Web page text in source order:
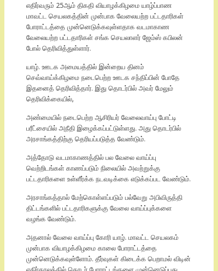
எதிர்வரும் 25ஆம் திகதி வியாழக்கிழமை யாழ்ப்பாண
மாவட்ட செயலகத்தின் முன்பாக வேலையற்ற பட்டதாரிகள்
போராட்டத்தை முன்னெடுக்கவுள்ளதாக வடமாகாண
வேலையற்ற பட்டதாரிகள் சங்க செயலாளர் ஜேம்ஸ் கபிலன்
போல் தெரிவித்துள்ளார்.
யாழ். ஊடக அமையத்தில் இன்றைய தினம்
செவ்வாய்க்கிழமை நடைபெற்ற ஊடக சந்திப்பின் போதே
இதனைத் தெரிவித்தார். இது தொடர்பில் அவர் மேலும்
தெரிவிக்கையில்,
அண்மையில் நடைபெற்ற ஆசிரியர் வேலைவாய்பு போட்டி
பரீட்சையில் அநீதி இழைக்கப்பட்டுள்ளது. அது தொடர்பில்
அரசாங்கத்திற்கு தெரியப்படுத்த வேண்டும்.
அத்தோடு வடமாகாணத்தில் பல வேலை வாய்ப்பு
வெற்றிடங்கள் காணப்படும் நிலையில் அவற்றுக்கு
பட்டதாரிகளை உள்ளீர்க்க நடவடிக்கை எடுக்கப்பட வேண்டும்.
அரசாங்கத்தால் மேற்கொள்ளப்படும் பல்வேறு அபிவிருத்தி
திட்டங்களில் பட்டதாரிகளுக்கு வேலை வாய்ப்புக்களை
வழங்க வேண்டும்.
அதனால் வேலை வாய்ப்பு கோரி யாழ். மாவட்ட செயலகம்
முன்பாக வியாழக்கிழமை காலை போராட்டத்தை
முன்னெடுக்கவுள்ளோம். தீர்வுகள் கிடைக்க பெறாமல் விடின்